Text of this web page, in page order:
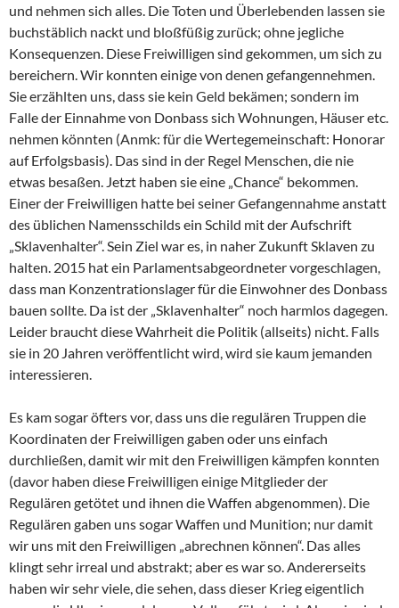
und nehmen sich alles. Die Toten und Überlebenden lassen sie
buchstäblich nackt und bloßfüßig zurück; ohne jegliche
Konsequenzen. Diese Freiwilligen sind gekommen, um sich zu
bereichern. Wir konnten einige von denen gefangennehmen.
Sie erzählten uns, dass sie kein Geld bekämen; sondern im
Falle der Einnahme von Donbass sich Wohnungen, Häuser etc.
nehmen könnten (Anmk: für die Wertegemeinschaft: Honorar
auf Erfolgsbasis). Das sind in der Regel Menschen, die nie
etwas besaßen. Jetzt haben sie eine „Chance“ bekommen.
Einer der Freiwilligen hatte bei seiner Gefangennahme anstatt
des üblichen Namensschilds ein Schild mit der Aufschrift
„Sklavenhalter“. Sein Ziel war es, in naher Zukunft Sklaven zu
halten. 2015 hat ein Parlamentsabgeordneter vorgeschlagen,
dass man Konzentrationslager für die Einwohner des Donbass
bauen sollte. Da ist der „Sklavenhalter“ noch harmlos dagegen.
Leider braucht diese Wahrheit die Politik (allseits) nicht. Falls
sie in 20 Jahren veröffentlicht wird, wird sie kaum jemanden
interessieren.
Es kam sogar öfters vor, dass uns die regulären Truppen die
Koordinaten der Freiwilligen gaben oder uns einfach
durchließen, damit wir mit den Freiwilligen kämpfen konnten
(davor haben diese Freiwilligen einige Mitglieder der
Regulären getötet und ihnen die Waffen abgenommen). Die
Regulären gaben uns sogar Waffen und Munition; nur damit
wir uns mit den Freiwilligen „abrechnen können“. Das alles
klingt sehr irreal und abstrakt; aber es war so. Andererseits
haben wir sehr viele, die sehen, dass dieser Krieg eigentlich